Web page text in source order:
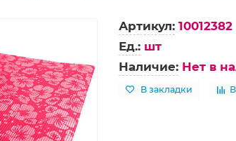
Артикул: 10012382
Ед.: шт
Наличие: Нет в
В закладки